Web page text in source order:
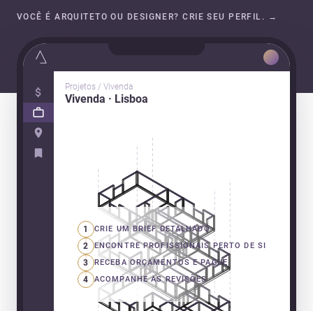
VOCÊ É ARQUITETO OU DESIGNER? CRIE SEU PERFIL. →
Projetos / Vivenda
Vivenda · Lisboa
1 CRIE UM BRIEF DETALHADO
2 ENCONTRE PROFISSIONAIS PERTO DE SI
3 RECEBA ORÇAMENTOS E PAGUE
4 ACOMPANHE AS REVISÕES